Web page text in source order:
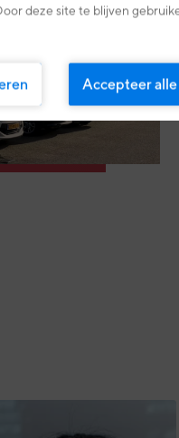
deze site te blijven
Accepteer